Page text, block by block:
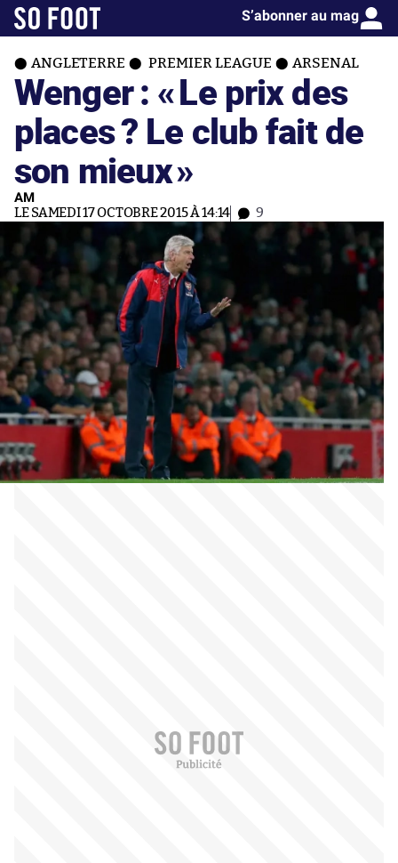
S’abonner au mag
ANGLETERRE PREMIER LEAGUE ARSENAL
Wenger : «Le prix des
places ? Le club fait de
son mieux»
AM
LE SAMEDI 17 OCTOBRE 2015 À 14:14 9